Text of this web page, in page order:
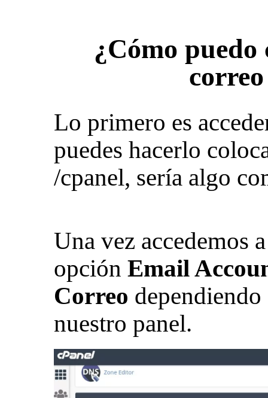
¿Cómo
Lo primero es
puedes hacerlo
/cpanel, sería algo
Una vez accedemos
opción Email
Correo
nuestro panel.